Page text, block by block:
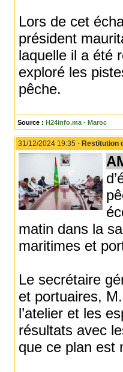
Lors de cet
président
laquelle il a été
exploré les
pêche.
Source : H24info.ma - Maroc
31/12/2024 19:35 - Restitution
matin dans la
maritimes et
Le secrétaire
et portuaires,
l’atelier et les
résultats avec
que ce plan est